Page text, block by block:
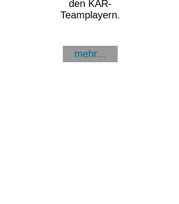
den KAR-
Teamplayern.
mehr...